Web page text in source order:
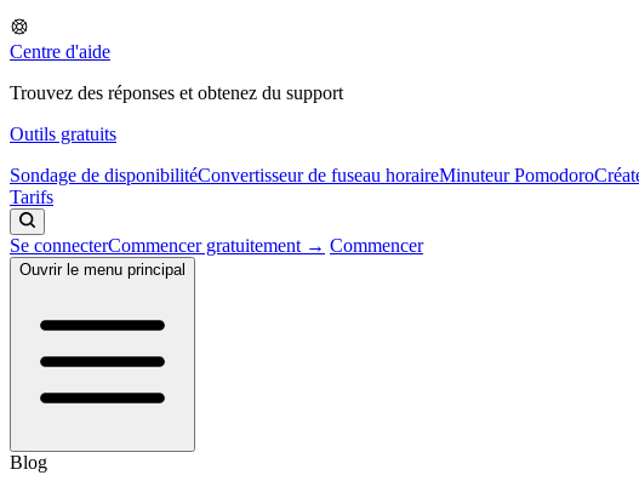
Centre d'aide
Trouvez des réponses et obtenez du support
Outils gratuits
Sondage de disponibilitéConvertisseur de fuseau horaireMinuteur Pomodoro
Tarifs
Se connecterCommencer gratuitement → Commencer
Ouvrir le menu principal
Blog